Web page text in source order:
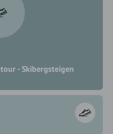
- Skibergsteigen